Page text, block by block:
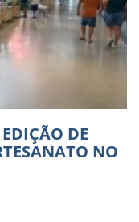
DE
NO